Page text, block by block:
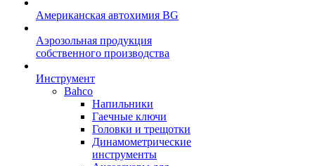
Американская автохимия BG
Аэрозольная продукция
собственного производства
Инструмент
Bahco
Напильники
Гаечные ключи
Головки и трещотки
Динамометрические
инструменты